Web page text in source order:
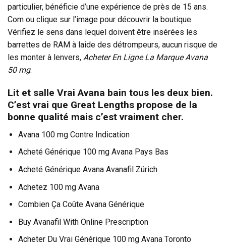
particulier, bénéficie d’une expérience de près de 15 ans.
Com ou clique sur l’image pour découvrir la boutique.
Vérifiez le sens dans lequel doivent être insérées les
barrettes de RAM à laide des détrompeurs, aucun risque de
les monter à lenvers, Acheter En Ligne La Marque Avana
50 mg.
Lit et salle Vrai Avana bain tous les deux bien.
C’est vrai que Great Lengths propose de la
bonne qualité mais c’est vraiment cher.
Avana 100 mg Contre Indication
Acheté Générique 100 mg Avana Pays Bas
Acheté Générique Avana Avanafil Zürich
Achetez 100 mg Avana
Combien Ça Coûte Avana Générique
Buy Avanafil With Online Prescription
Acheter Du Vrai Générique 100 mg Avana Toronto